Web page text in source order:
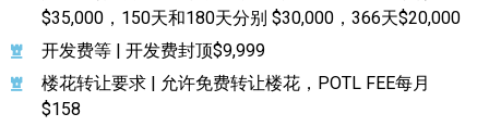
$35,000，150天和180天分别 $30,000，366天$20,000
开发费等 | 开发费封顶$9,999
楼花转让要求 | 允许免费转让楼花，POTL FEE每月
$158